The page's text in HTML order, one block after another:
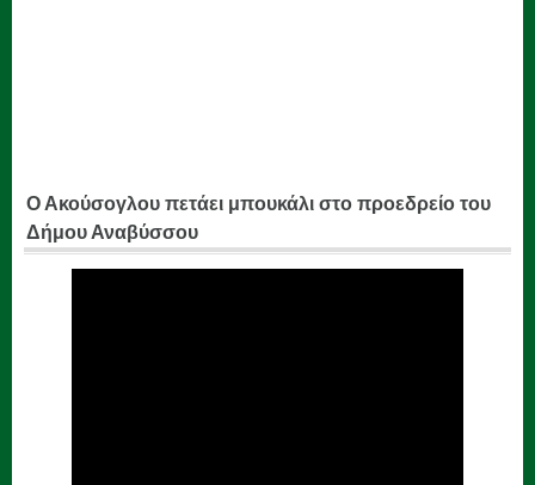
Ο Ακούσογλου πετάει μπουκάλι στο προεδρείο του
Δήμου Αναβύσσου